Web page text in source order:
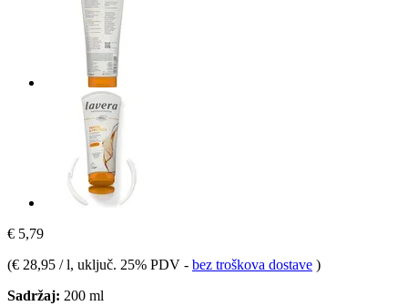
€ 5,79
(€ 28,95 / l, uključ. 25% PDV - bez troškova dostave )
Sadržaj: 200 ml